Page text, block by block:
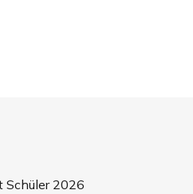
Schüler 2026